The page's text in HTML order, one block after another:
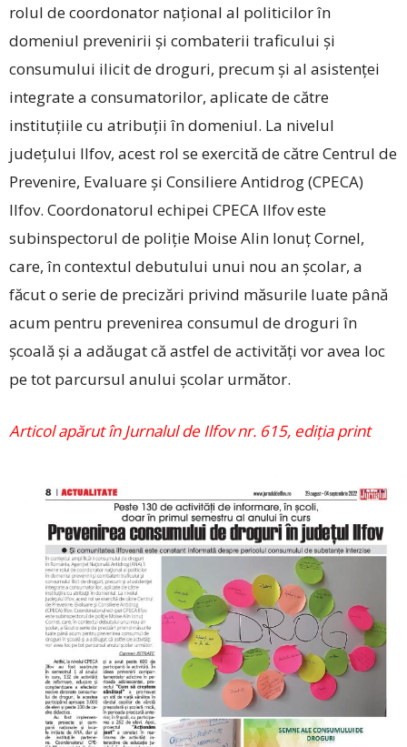
rolul de coordonator național al politicilor în
domeniul prevenirii și combaterii traficului și
consumului ilicit de droguri, precum și al asistenței
integrate a consumatorilor, aplicate de către
instituțiile cu atribuții în domeniul. La nivelul
județului Ilfov, acest rol se exercită de către Centrul de
Prevenire, Evaluare și Consiliere Antidrog (CPECA)
Ilfov. Coordonatorul echipei CPECA Ilfov este
subinspectorul de poliție Moise Alin Ionuț Cornel,
care, în contextul debutului unui nou an școlar, a
făcut o serie de precizări privind măsurile luate până
acum pentru prevenirea consumul de droguri în
școală și a adăugat că astfel de activități vor avea loc
pe tot parcursul anului școlar următor.
Articol apărut în Jurnalul de Ilfov nr. 615, ediția print